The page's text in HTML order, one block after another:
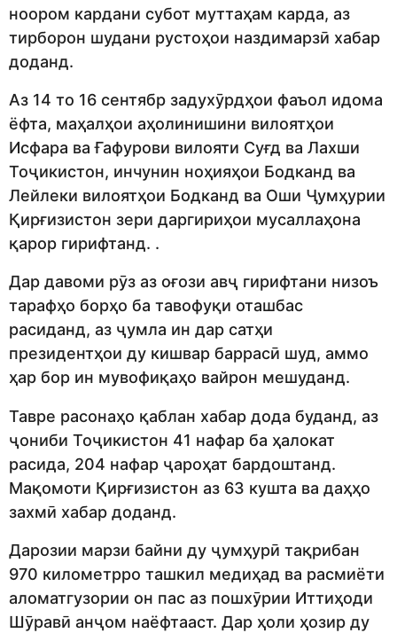
ноором кардани субот муттаҳам карда, аз
тирборон шудани рустоҳои наздимарзӣ хабар
доданд.
Аз 14 то 16 сентябр задухӯрдҳои фаъол идома
ёфта, маҳалҳои аҳолинишини вилоятҳои
Исфара ва Ғафурови вилояти Суғд ва Лахши
Тоҷикистон, инчунин ноҳияҳои Бодканд ва
Лейлеки вилоятҳои Бодканд ва Оши Ҷумҳурии
Қирғизистон зери даргириҳои мусаллаҳона
қарор гирифтанд. .
Дар давоми рӯз аз оғози авҷ гирифтани низоъ
тарафҳо борҳо ба тавофуқи оташбас
расиданд, аз ҷумла ин дар сатҳи
президентҳои ду кишвар баррасӣ шуд, аммо
ҳар бор ин мувофиқаҳо вайрон мешуданд.
Тавре расонаҳо қаблан хабар дода буданд, аз
ҷониби Тоҷикистон 41 нафар ба ҳалокат
расида, 204 нафар ҷароҳат бардоштанд.
Мақомоти Қирғизистон аз 63 кушта ва даҳҳо
захмӣ хабар доданд.
Дарозии марзи байни ду ҷумҳурӣ тақрибан
970 километрро ташкил медиҳад ва расмиёти
аломатгузории он пас аз пошхӯрии Иттиҳоди
Шӯравӣ анҷом наёфтааст. Дар ҳоли ҳозир ду